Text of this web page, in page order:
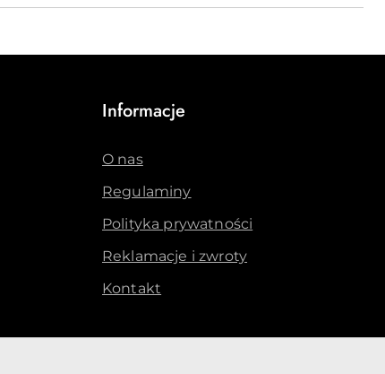
Informacje
O nas
Regulaminy
Polityka prywatności
Reklamacje i zwroty
Kontakt